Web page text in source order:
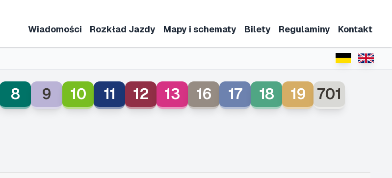
Wiadomości Rozkład Jazdy Mapy i schematy Bilety Regulaminy Kontakt
8 9 10 11 12 13 16 17 18 19 701